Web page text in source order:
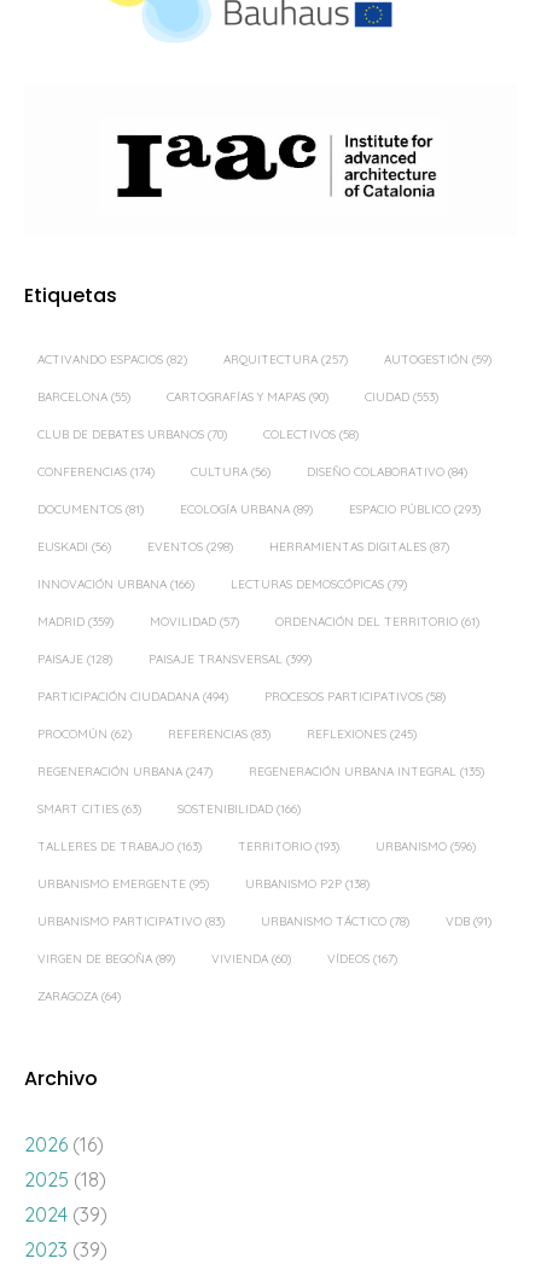
Etiquetas
ACTIVANDO ESPACIOS (82) ARQUITECTURA (257) AUTOGESTIÓN (59)
BARCELONA (55) CARTOGRAFÍAS Y MAPAS (90) CIUDAD (553)
CLUB DE DEBATES URBANOS (70) COLECTIVOS (58)
CONFERENCIAS (174) CULTURA (56) DISEÑO COLABORATIVO (84)
DOCUMENTOS (81) ECOLOGÍA URBANA (89) ESPACIO PÚBLICO (293)
EUSKADI (56) EVENTOS (298) HERRAMIENTAS DIGITALES (87)
INNOVACIÓN URBANA (166) LECTURAS DEMOSCÓPICAS (79)
MADRID (359) MOVILIDAD (57) ORDENACIÓN DEL TERRITORIO (61)
PAISAJE (128) PAISAJE TRANSVERSAL (399)
PARTICIPACIÓN CIUDADANA (494) PROCESOS PARTICIPATIVOS (58)
PROCOMÚN (62) REFERENCIAS (83) REFLEXIONES (245)
REGENERACIÓN URBANA (247) REGENERACIÓN URBANA INTEGRAL (135)
SMART CITIES (63) SOSTENIBILIDAD (166)
TALLERES DE TRABAJO (163) TERRITORIO (193) URBANISMO (596)
URBANISMO EMERGENTE (95) URBANISMO P2P (138)
URBANISMO PARTICIPATIVO (83) URBANISMO TÁCTICO (78) VDB (91)
VIRGEN DE BEGOÑA (89) VIVIENDA (60) VÍDEOS (167)
ZARAGOZA (64)
Archivo
2026 (16)
2025 (18)
2024 (39)
2023 (39)